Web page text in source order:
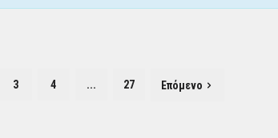
3 4 ... 27 Επόμενο